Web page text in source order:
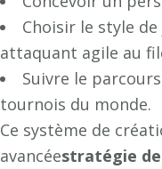
Choisir le style de
attaquant agile au
Suivre le
tournois du monde.
Ce système de
avancéestratégie de